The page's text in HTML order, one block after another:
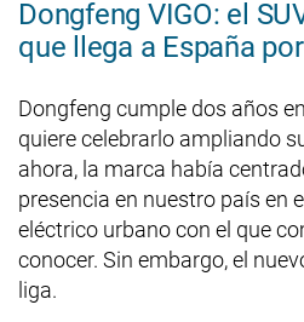
Dongfeng VIGO: el
que llega a España
Dongfeng cumple dos años
quiere celebrarlo ampliando
ahora, la marca había
presencia en nuestro país en
eléctrico urbano con el que
conocer. Sin embargo, el
liga.